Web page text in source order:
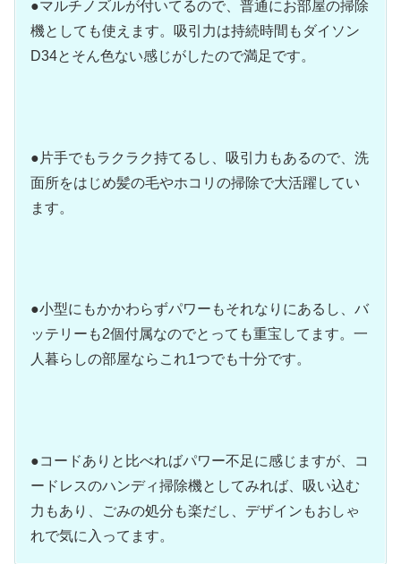
●マルチノズルが付いてるので、普通にお部屋の掃除
機としても使えます。吸引力は持続時間もダイソン
D34とそん色ない感じがしたので満足です。
●片手でもラクラク持てるし、吸引力もあるので、洗
面所をはじめ髪の毛やホコリの掃除で大活躍してい
ます。
●小型にもかかわらずパワーもそれなりにあるし、バ
ッテリーも2個付属なのでとっても重宝してます。一
人暮らしの部屋ならこれ1つでも十分です。
●コードありと比べればパワー不足に感じますが、コ
ードレスのハンディ掃除機としてみれば、吸い込む
力もあり、ごみの処分も楽だし、デザインもおしゃ
れで気に入ってます。